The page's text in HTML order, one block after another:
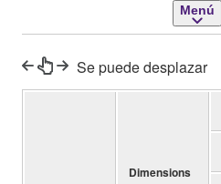
Menú
Se puede desplazar
Dimensions